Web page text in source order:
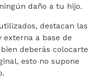
daño a tu hijo.
destacan las
a base de
bien deberás colocarte
esto no supone